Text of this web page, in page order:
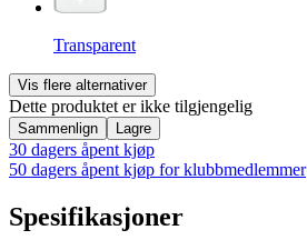
Transparent
Vis flere alternativer
Dette produktet er ikke tilgjengelig
Sammenlign Lagre
30 dagers åpent kjøp
50 dagers åpent kjøp for klubbmedlemmer
Spesifikasjoner